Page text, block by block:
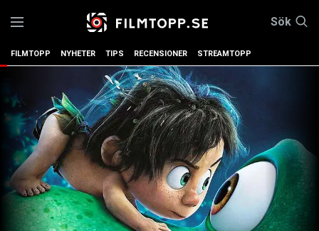
Sök
FILMTOPP NYHETER TIPS RECENSIONER STREAMTOPP